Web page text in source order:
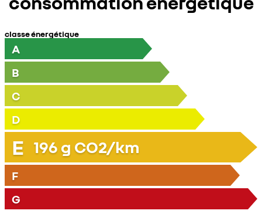
classe énergétique
A
B
C
D
E 196 g CO2/km
F
G